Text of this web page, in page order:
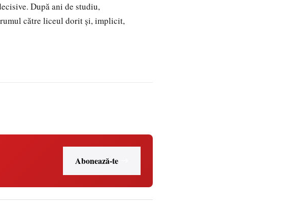
După ani de studiu,
către liceul dorit și, implicit,
Abonează-te